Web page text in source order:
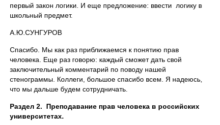
первый закон логики. И еще предложение: ввести логику в
школьный предмет.
А.Ю.СУНГУРОВ
Спасибо. Мы как раз приближаемся к понятию прав
человека. Еще раз говорю: каждый сможет дать свой
заключительный комментарий по поводу нашей
стенограммы. Коллеги, большое спасибо всем. Я надеюсь,
что мы дальше будем сотрудничать.
Раздел 2. Преподавание прав человека в российских
университетах.